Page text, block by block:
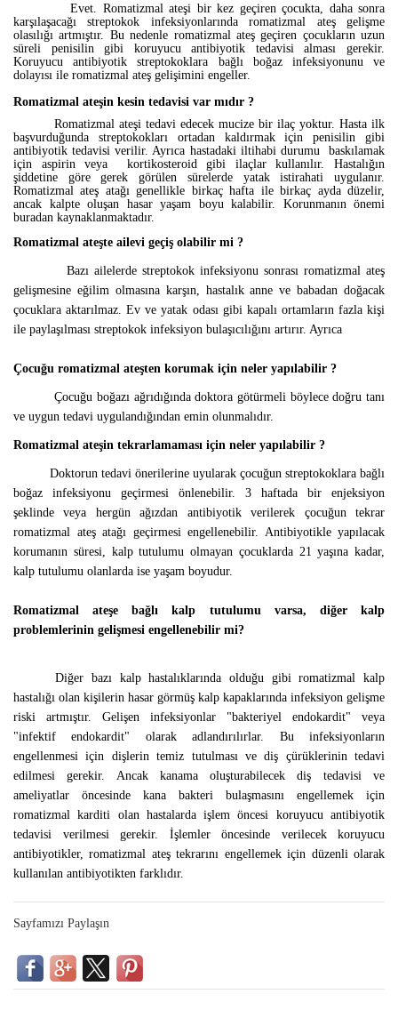
Evet. Romatizmal ateşi bir kez geçiren çocukta, daha sonra
karşılaşacağı streptokok infeksiyonlarında romatizmal ateş gelişme
olasılığı artmıştır. Bu nedenle romatizmal ateş geçiren çocukların uzun
süreli penisilin gibi koruyucu antibiyotik tedavisi alması gerekir.
Koruyucu antibiyotik streptokoklara bağlı boğaz infeksiyonunu ve
dolayısı ile romatizmal ateş gelişimini engeller.
Romatizmal ateşin kesin tedavisi var mıdır ?
Romatizmal ateşi tedavi edecek mucize bir ilaç yoktur. Hasta ilk
başvurduğunda streptokokları ortadan kaldırmak için penisilin gibi
antibiyotik tedavisi verilir. Ayrıca hastadaki iltihabi durumu
baskılamak
için aspirin veya
kortikosteroid gibi ilaçlar kullanılır. Hastalığın
şiddetine göre gerek görülen sürelerde yatak istirahati uygulanır.
Romatizmal ateş atağı genellikle birkaç hafta ile birkaç ayda düzelir,
ancak kalpte oluşan hasar yaşam boyu kalabilir. Korunmanın önemi
buradan kaynaklanmaktadır.
Romatizmal ateşte ailevi geçiş olabilir mi ?
Bazı ailelerde streptokok infeksiyonu sonrası romatizmal ateş
gelişmesine eğilim olmasına karşın, hastalık anne ve babadan doğacak
çocuklara aktarılmaz. Ev ve yatak odası gibi kapalı ortamların fazla kişi
ile paylaşılması streptokok infeksiyon bulaşıcılığını artırır. Ayrıca
Çocuğu romatizmal ateşten korumak için neler yapılabilir ?
Çocuğu boğazı ağrıdığında doktora götürmeli böylece doğru tanı
ve uygun tedavi uygulandığından emin olunmalıdır.
Romatizmal ateşin tekrarlamaması için neler yapılabilir ?
Doktorun tedavi önerilerine uyularak çocuğun streptokoklara bağlı
boğaz infeksiyonu geçirmesi önlenebilir. 3 haftada bir enjeksiyon
şeklinde veya hergün ağızdan antibiyotik verilerek çocuğun tekrar
romatizmal ateş atağı geçirmesi engellenebilir. Antibiyotikle yapılacak
korumanın süresi, kalp tutulumu olmayan çocuklarda 21 yaşına kadar,
kalp tutulumu olanlarda ise yaşam boyudur.
Romatizmal ateşe bağlı kalp tutulumu varsa, diğer kalp
problemlerinin gelişmesi engellenebilir mi?
Diğer bazı kalp hastalıklarında olduğu gibi romatizmal kalp
hastalığı olan kişilerin hasar görmüş kalp kapaklarında infeksiyon gelişme
riski artmıştır. Gelişen infeksiyonlar "bakteriyel endokardit" veya
"infektif endokardit" olarak adlandırılırlar. Bu infeksiyonların
engellenmesi için dişlerin temiz tutulması ve diş çürüklerinin tedavi
edilmesi gerekir. Ancak kanama oluşturabilecek diş tedavisi ve
ameliyatlar öncesinde kana bakteri bulaşmasını engellemek için
romatizmal karditi olan hastalarda işlem öncesi koruyucu antibiyotik
tedavisi verilmesi gerekir. İşlemler öncesinde verilecek koruyucu
antibiyotikler, romatizmal ateş tekrarını engellemek için düzenli olarak
kullanılan antibiyotikten farklıdır.
Sayfamızı Paylaşın